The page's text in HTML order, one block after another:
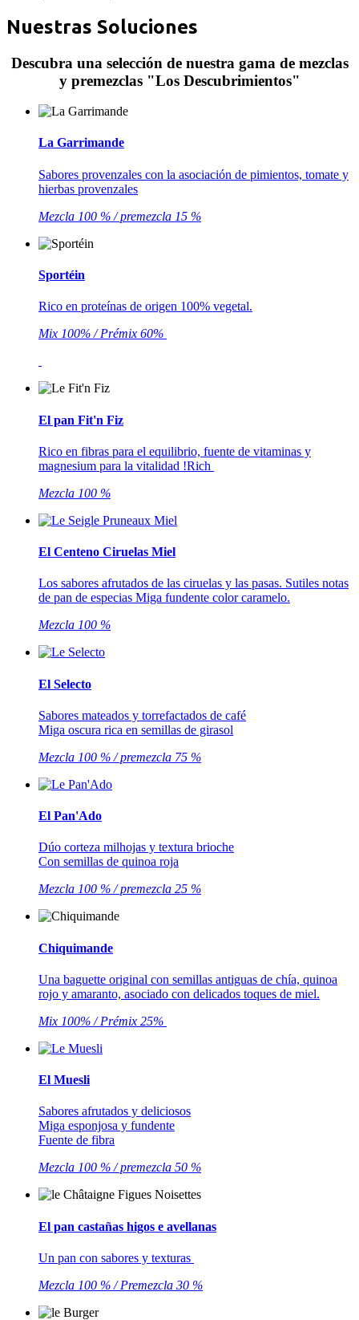
Nuestras Soluciones
Descubra una selección de nuestra gama de mezclas
y premezclas "Los Descubrimientos"
La Garrimande
Sabores provenzales con la asociación de pimientos, tomate y
hierbas provenzales
Mezcla 100 % / premezcla 15 %
Sportéin
Rico en proteínas de origen 100% vegetal.
Mix 100% / Prémix 60%
El pan Fit'n Fiz
Rico en fibras para el equilibrio, fuente de vitaminas y
magnesium para la vitalidad !Rich
Mezcla 100 %
El Centeno Ciruelas Miel
Los sabores afrutados de las ciruelas y las pasas. Sutiles notas
de pan de especias Miga fundente color caramelo.
Mezcla 100 %
El Selecto
Sabores mateados y torrefactados de café
Miga oscura rica en semillas de girasol
Mezcla 100 % / premezcla 75 %
El Pan'Ado
Dúo corteza milhojas y textura brioche
Con semillas de quinoa roja
Mezcla 100 % / premezcla 25 %
Chiquimande
Una baguette original con semillas antiguas de chía, quinoa
rojo y amaranto, asociado con delicados toques de miel.
Mix 100% / Prémix 25%
El Muesli
Sabores afrutados y deliciosos
Miga esponjosa y fundente
Fuente de fibra
Mezcla 100 % / premezcla 50 %
El pan castañas higos e avellanas
Un pan con sabores y texturas
Mezcla 100 % / Premezcla 30 %